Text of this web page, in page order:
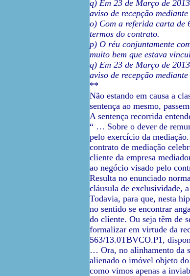
q) Em 23 de Março de
aviso de recepção
o) Com a referida carta de
termos do contrato.
p) O réu conjuntamente
muito bem que estava
q) Em 23 de Março de
aviso de recepção
**
Não estando em causa a
sentença ao mesmo,
A sentença recorrida
“ … Sobre o dever de
pelo exercício da
contrato de mediação
cliente da empresa
ao negócio visado pelo
Resulta no enunciado
cláusula de exclusividade,
Todavia, para que, nesta
no sentido se encontrar
do cliente. Ou seja têm de
formalizar em virtude da
563/13.0TBVCO.P1,
… Ora, no alinhamento da
alienado o imóvel objeto
como vimos apenas a